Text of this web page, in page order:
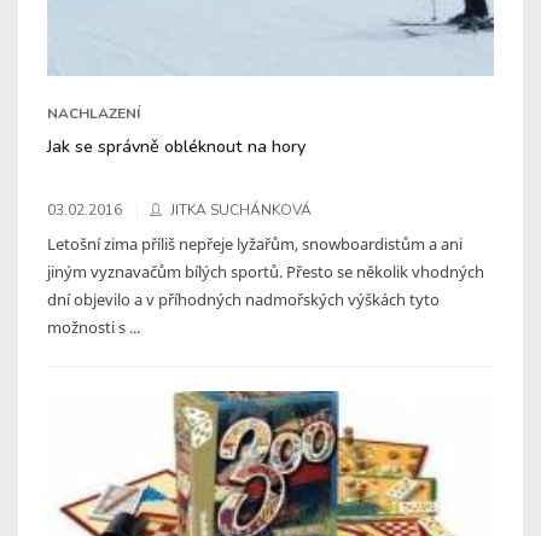
NACHLAZENÍ
Jak se správně obléknout na hory
03.02.2016 JITKA SUCHÁNKOVÁ
Letošní zima příliš nepřeje lyžařům, snowboardistům a ani
jiným vyznavačům bílých sportů. Přesto se několik vhodných
dní objevilo a v příhodných nadmořských výškách tyto
možnosti s ...